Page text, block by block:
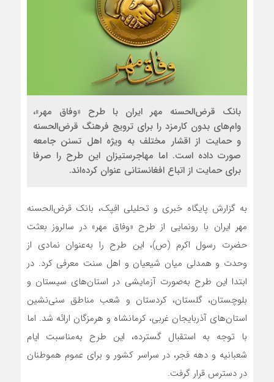
بانک قرض‌الحسنه مهر ایران با طرح «وفاق مهر»،
وام‌های بدون کارمزد را برای ترویج فرهنگ قرض‌الحسنه
و حمایت از اقشار مختلف به ویژه اهل تسنن جامعه
صورت داده است. اما مهاجرستیزان این طرح را صرفا
برای حمایت از اتباع افغانستانی عنوان کرده‌اند.
به گزارش پایگاه خبری و تحلیلی افپک، بانک قرض‌الحسنه
مهر ایران با رونمایی از طرح «وفاق مهر» در سالروز بعثت
حضرت رسول اکرم (ص)، این طرح را به‌عنوان نمادی از
وحدت و همدلی میان شیعیان و اهل سنت معرفی کرد. در
ابتدا این طرح به‌صورت آزمایشی در استان‌های سیستان و
بلوچستان، گلستان، کردستان و شعب مناطق سنی‌نشین
استان‌های آذربایجان غربی، کرمانشاه و هرمزگان ارائه شد. اما
با توجه به استقبال گسترده، این طرح به‌مناسبت ایام
شعبانیه و دهه فجر، در سراسر کشور و برای عموم هموطنان
در دسترس قرار گرفت.